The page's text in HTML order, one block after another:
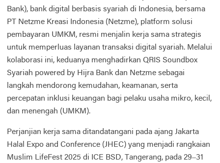
Bank), bank digital berbasis syariah di Indonesia, bersama
PT Netzme Kreasi Indonesia (Netzme), platform solusi
pembayaran UMKM, resmi menjalin kerja sama strategis
untuk memperluas layanan transaksi digital syariah. Melalui
kolaborasi ini, keduanya menghadirkan QRIS Soundbox
Syariah powered by Hijra Bank dan Netzme sebagai
langkah mendorong kemudahan, keamanan, serta
percepatan inklusi keuangan bagi pelaku usaha mikro, kecil,
dan menengah (UMKM).
Perjanjian kerja sama ditandatangani pada ajang Jakarta
Halal Expo and Conference (JHEC) yang menjadi rangkaian
Muslim LifeFest 2025 di ICE BSD, Tangerang, pada 29–31